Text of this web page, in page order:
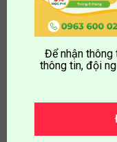
RADIO SỐ
XANH
Để nhận thông
thông tin, đội